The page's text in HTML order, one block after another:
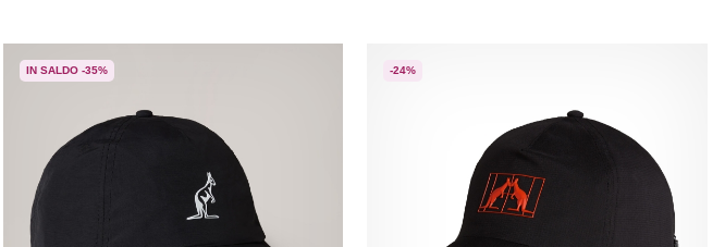
IN SALDO -35% -24%